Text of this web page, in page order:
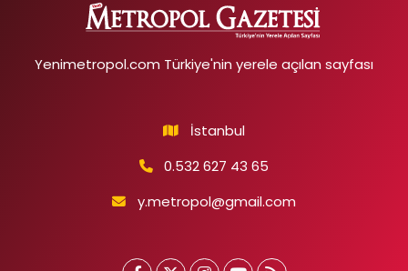
Yenimetropol.com Türkiye'nin yerele açılan sayfası
İstanbul
0.532 627 43 65
y.metropol@gmail.com